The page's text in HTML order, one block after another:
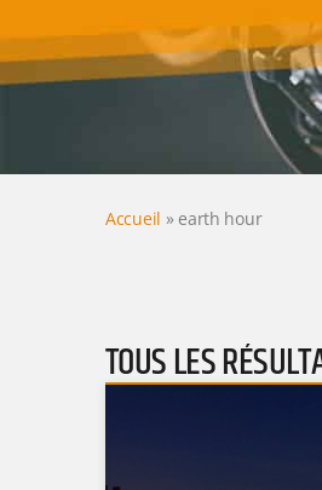
Accueil » earth hour
TOUS LES